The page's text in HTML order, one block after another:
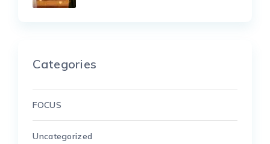
Categories
FOCUS
Uncategorized